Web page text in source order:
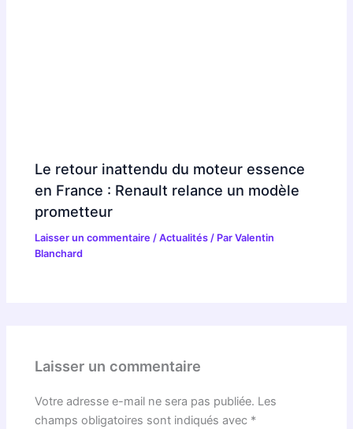
Le retour inattendu du moteur essence
en France : Renault relance un modèle
prometteur
Laisser un commentaire /Actualités / ParValentin
Blanchard
Laisser un commentaire
Votre adresse e-mail ne sera pas publiée. Les
champs obligatoires sont indiqués avec *